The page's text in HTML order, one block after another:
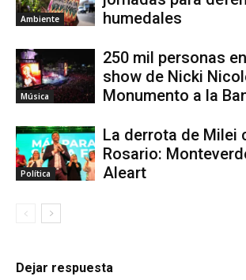
Ambiente
humedales
Música
250 mil personas
show de Nicki
Monumento a la
Política
La derrota de Milei
Rosario:
Aleart
Dejar respuesta